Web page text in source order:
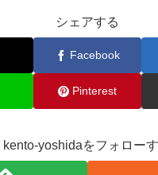
シェアする
Facebook
Pinterest
kento-yoshidaをフォロー